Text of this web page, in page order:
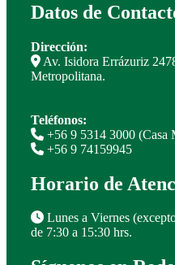
Datos de
Dirección:
Av. Isidora Errázuriz
Metropolitana.
Teléfonos:
+56 9 5314 3000 (Casa
+56 9 74159945
Horario de
Lunes a Viernes
de 7:30 a 15:30 hrs.